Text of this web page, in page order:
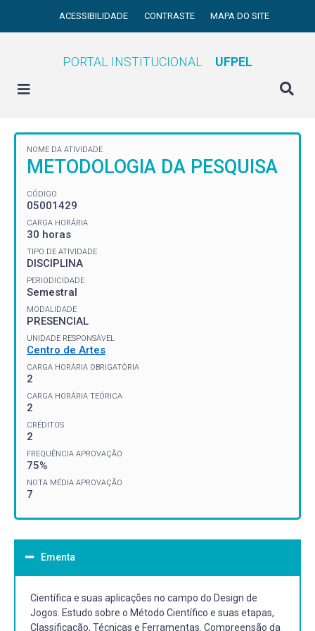
ACESSIBILIDADE CONTRASTE MAPA DO SITE
PORTAL INSTITUCIONAL UFPEL
NOME DA ATIVIDADE
METODOLOGIA DA PESQUISA
CÓDIGO
05001429
CARGA HORÁRIA
30 horas
TIPO DE ATIVIDADE
DISCIPLINA
PERIODICIDADE
Semestral
MODALIDADE
PRESENCIAL
UNIDADE RESPONSÁVEL
Centro de Artes
CARGA HORÁRIA OBRIGATÓRIA
2
CARGA HORÁRIA TEÓRICA
2
CRÉDITOS
2
FREQUÊNCIA APROVAÇÃO
75%
NOTA MÉDIA APROVAÇÃO
7
Ementa
Científica e suas aplicações no campo do Design de
Jogos. Estudo sobre o Método Científico e suas etapas,
Classificação, Técnicas e Ferramentas. Compreensão da